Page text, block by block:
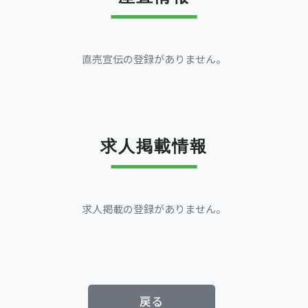
直売宣伝の登録がありません。
求人掲載情報
求人掲載の登録がありません。
戻る